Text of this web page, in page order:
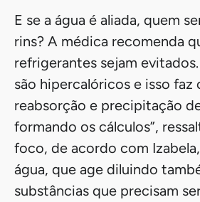
E se a água é aliada, quem
rins? A médica recomenda
refrigerantes sejam
são hipercalóricos e isso faz
reabsorção e precipitação
formando os cálculos”,
foco, de acordo com
água, que age diluindo
substâncias que precisam